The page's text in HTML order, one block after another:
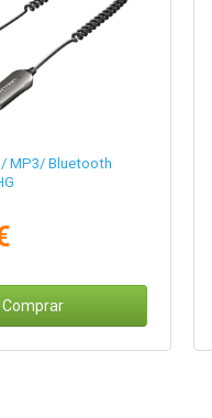
MP3/ Bluetooth
Comprar